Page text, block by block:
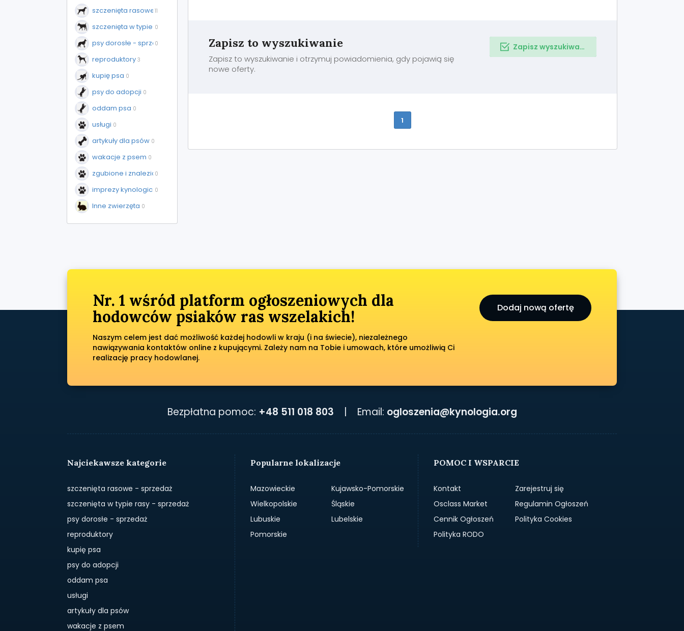
szczenięta rasowe - sprzedaż
11
szczenięta w typie rasy - sprzedaż
0
psy dorosłe - sprzedaż
0
reproduktory 3
kupię psa 0
psy do adopcji 0
oddam psa 0
usługi 0
artykuły dla psów 0
wakacje z psem 0
zgubione i znalezione
0
imprezy kynologiczne
0
Inne zwierzęta 0
Zapisz to wyszukiwanie
Zapisz to wyszukiwanie i otrzymuj powiadomienia, gdy pojawią się
nowe oferty.
Zapisz wyszukiwanie
1
Nr. 1 wśród platform ogłoszeniowych dla
hodowców psiaków ras wszelakich!
Naszym celem jest dać możliwość każdej hodowli w kraju (i na świecie), niezależnego
nawiązywania kontaktów online z kupującymi. Zależy nam na Tobie i umowach, które umożliwią Ci
realizację pracy hodowlanej.
Dodaj nową ofertę
Bezpłatna pomoc: +48 511 018 803 Email: ogloszenia@kynologia.org
Najciekawsze kategorie
szczenięta rasowe - sprzedaż
szczenięta w typie rasy - sprzedaż
psy dorosłe - sprzedaż
reproduktory
kupię psa
psy do adopcji
oddam psa
usługi
artykuły dla psów
wakacje z psem
Popularne lokalizacje
Mazowieckie
Kujawsko-Pomorskie
Wielkopolskie
Śląskie
Lubuskie
Lubelskie
Pomorskie
POMOC I WSPARCIE
Kontakt
Zarejestruj się
Osclass Market
Regulamin Ogłoszeń
Cennik Ogłoszeń
Polityka Cookies
Polityka RODO